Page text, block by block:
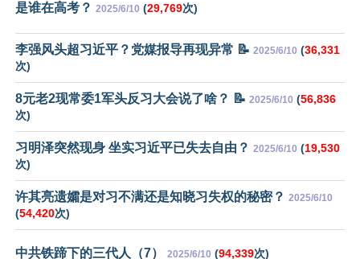
是谁在高考？ 2025/6/10 (29,769次)
李强风头超习近平？党媒报导再现异常 📝 2025/6/10 (36,331
次)
8元老2现常委1军头反习大会说了啥？ 📝 2025/6/10 (56,836
次)
习明泽突然现身 坐实习近平已失去自由？ 2025/6/10 (19,530
次)
许其亮遗孀是对习不满还是知晓习失权的秘密？ 2025/6/10
(54,420次)
中共铁蹄下的三代人（7） 2025/6/10 (94,339次)